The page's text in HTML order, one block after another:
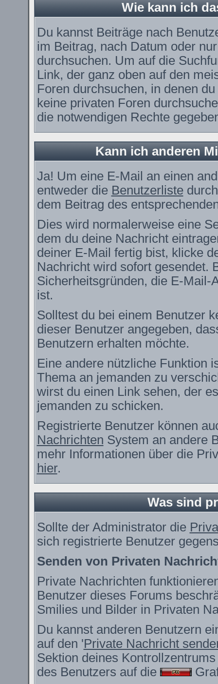
Wie kann ich
Du kannst Beiträge nach
im Beitrag, nach Datum oder
durchsuchen. Um auf die
Link, der ganz oben auf den
Foren durchsuchen, in denen
keine privaten Foren
die notwendigen Rechte
Kann ich anderen
Ja! Um eine E-Mail an einen
entweder die Benutzerliste
dem Beitrag des
Dies wird normalerweise eine
dem du deine Nachricht
deiner E-Mail fertig bist, klicke
Nachricht wird sofort gesendet.
Sicherheitsgründen, die E-Mail-
ist.
Solltest du bei einem Benutzer
dieser Benutzer angegeben,
Benutzern erhalten möchte.
Eine andere nützliche Funktion
Thema an jemanden zu
wirst du einen Link sehen, der
jemanden zu schicken.
Registrierte Benutzer können
Nachrichten System an andere
mehr Informationen über die
hier.
Was sind
Sollte der Administrator die
sich registrierte Benutzer
Senden von Privaten
Private Nachrichten
Benutzer dieses Forums
Smilies und Bilder in Privaten
Du kannst anderen Benutzern
auf den 'Private Nachricht
Sektion deines
des Benutzers auf die